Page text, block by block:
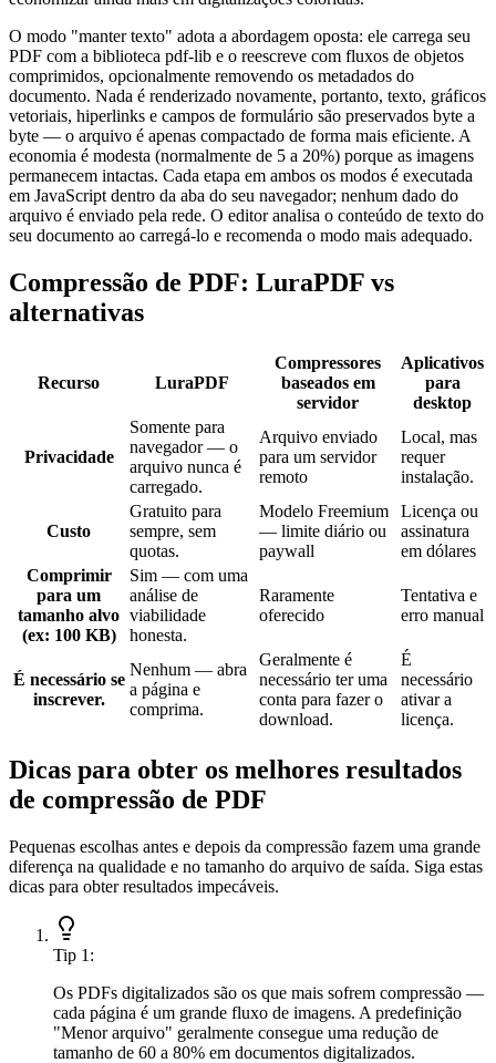
O modo "manter texto" adota a abordagem oposta: ele carrega seu
PDF com a biblioteca pdf-lib e o reescreve com fluxos de objetos
comprimidos, opcionalmente removendo os metadados do
documento. Nada é renderizado novamente, portanto, texto, gráficos
vetoriais, hiperlinks e campos de formulário são preservados byte a
byte — o arquivo é apenas compactado de forma mais eficiente. A
economia é modesta (normalmente de 5 a 20%) porque as imagens
permanecem intactas. Cada etapa em ambos os modos é executada
em JavaScript dentro da aba do seu navegador; nenhum dado do
arquivo é enviado pela rede. O editor analisa o conteúdo de texto do
seu documento ao carregá-lo e recomenda o modo mais adequado.
Compressão de PDF: LuraPDF vs
alternativas
Recurso LuraPDF
Compressores
baseados em
servidor
Aplicativos
para
desktop
Privacidade
Somente para
navegador — o
arquivo nunca é
carregado.
Arquivo enviado
para um servidor
remoto
Local, mas
requer
instalação.
Custo
Gratuito para
sempre, sem
quotas.
Modelo Freemium
— limite diário ou
paywall
Licença ou
assinatura
em dólares
Comprimir
para um
tamanho alvo
(ex: 100 KB)
Sim — com uma
análise de
viabilidade
honesta.
Raramente
oferecido
Tentativa e
erro manual
É necessário se
inscrever.
Nenhum — abra
a página e
comprima.
Geralmente é
necessário ter uma
conta para fazer o
download.
É
necessário
ativar a
licença.
Dicas para obter os melhores resultados
de compressão de PDF
Pequenas escolhas antes e depois da compressão fazem uma grande
diferença na qualidade e no tamanho do arquivo de saída. Siga estas
dicas para obter resultados impecáveis.
Tip 1 :
Os PDFs digitalizados são os que mais sofrem compressão —
cada página é um grande fluxo de imagens. A predefinição
"Menor arquivo" geralmente consegue uma redução de
tamanho de 60 a 80% em documentos digitalizados.